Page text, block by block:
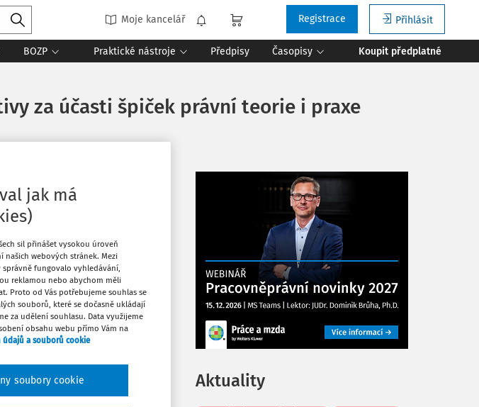
Moje kancelář Přihlásit
Registrace
BOZP Praktické nástroje Předpisy Časopisy Koupit předplatné
za účasti špiček právní teorie i praxe
od
a
ve
Stáhnout
Tisknout
Sdílet
Aktuality
jak má
sil přinášet vysokou úroveň
webových stránek. Mezi
fungovalo vyhledávání,
reklamou nebo abychom měli
Proto od Vás potřebujeme souhlas se
souborů, které se dočasně ukládají
za udělení souhlasu. Data využijeme
obsahu webu přímo Vám na
údajů a souborů cookie
soubory cookie